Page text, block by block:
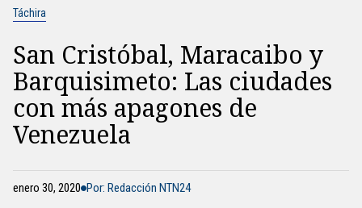
Táchira
San Cristóbal, Maracaibo y
Barquisimeto: Las ciudades
con más apagones de
Venezuela
enero 30, 2020 Por: Redacción NTN24